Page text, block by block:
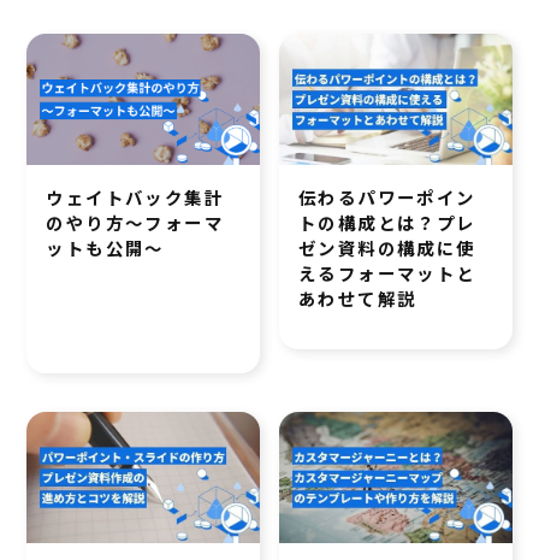
ウェイトバック集計
のやり方～フォーマ
ットも公開～
伝わるパワーポイン
トの構成とは？プレ
ゼン資料の構成に使
えるフォーマットと
あわせて解説